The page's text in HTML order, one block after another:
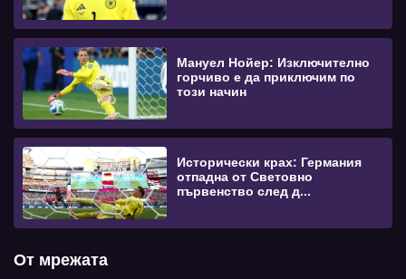
Мануел Нойер: Изключително
горчиво е да приключим по
този начин
Исторически крах: Германия
отпадна от Световно
първенство след д...
От мрежата